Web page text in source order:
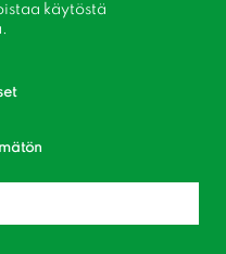
Klinger
käytöstä